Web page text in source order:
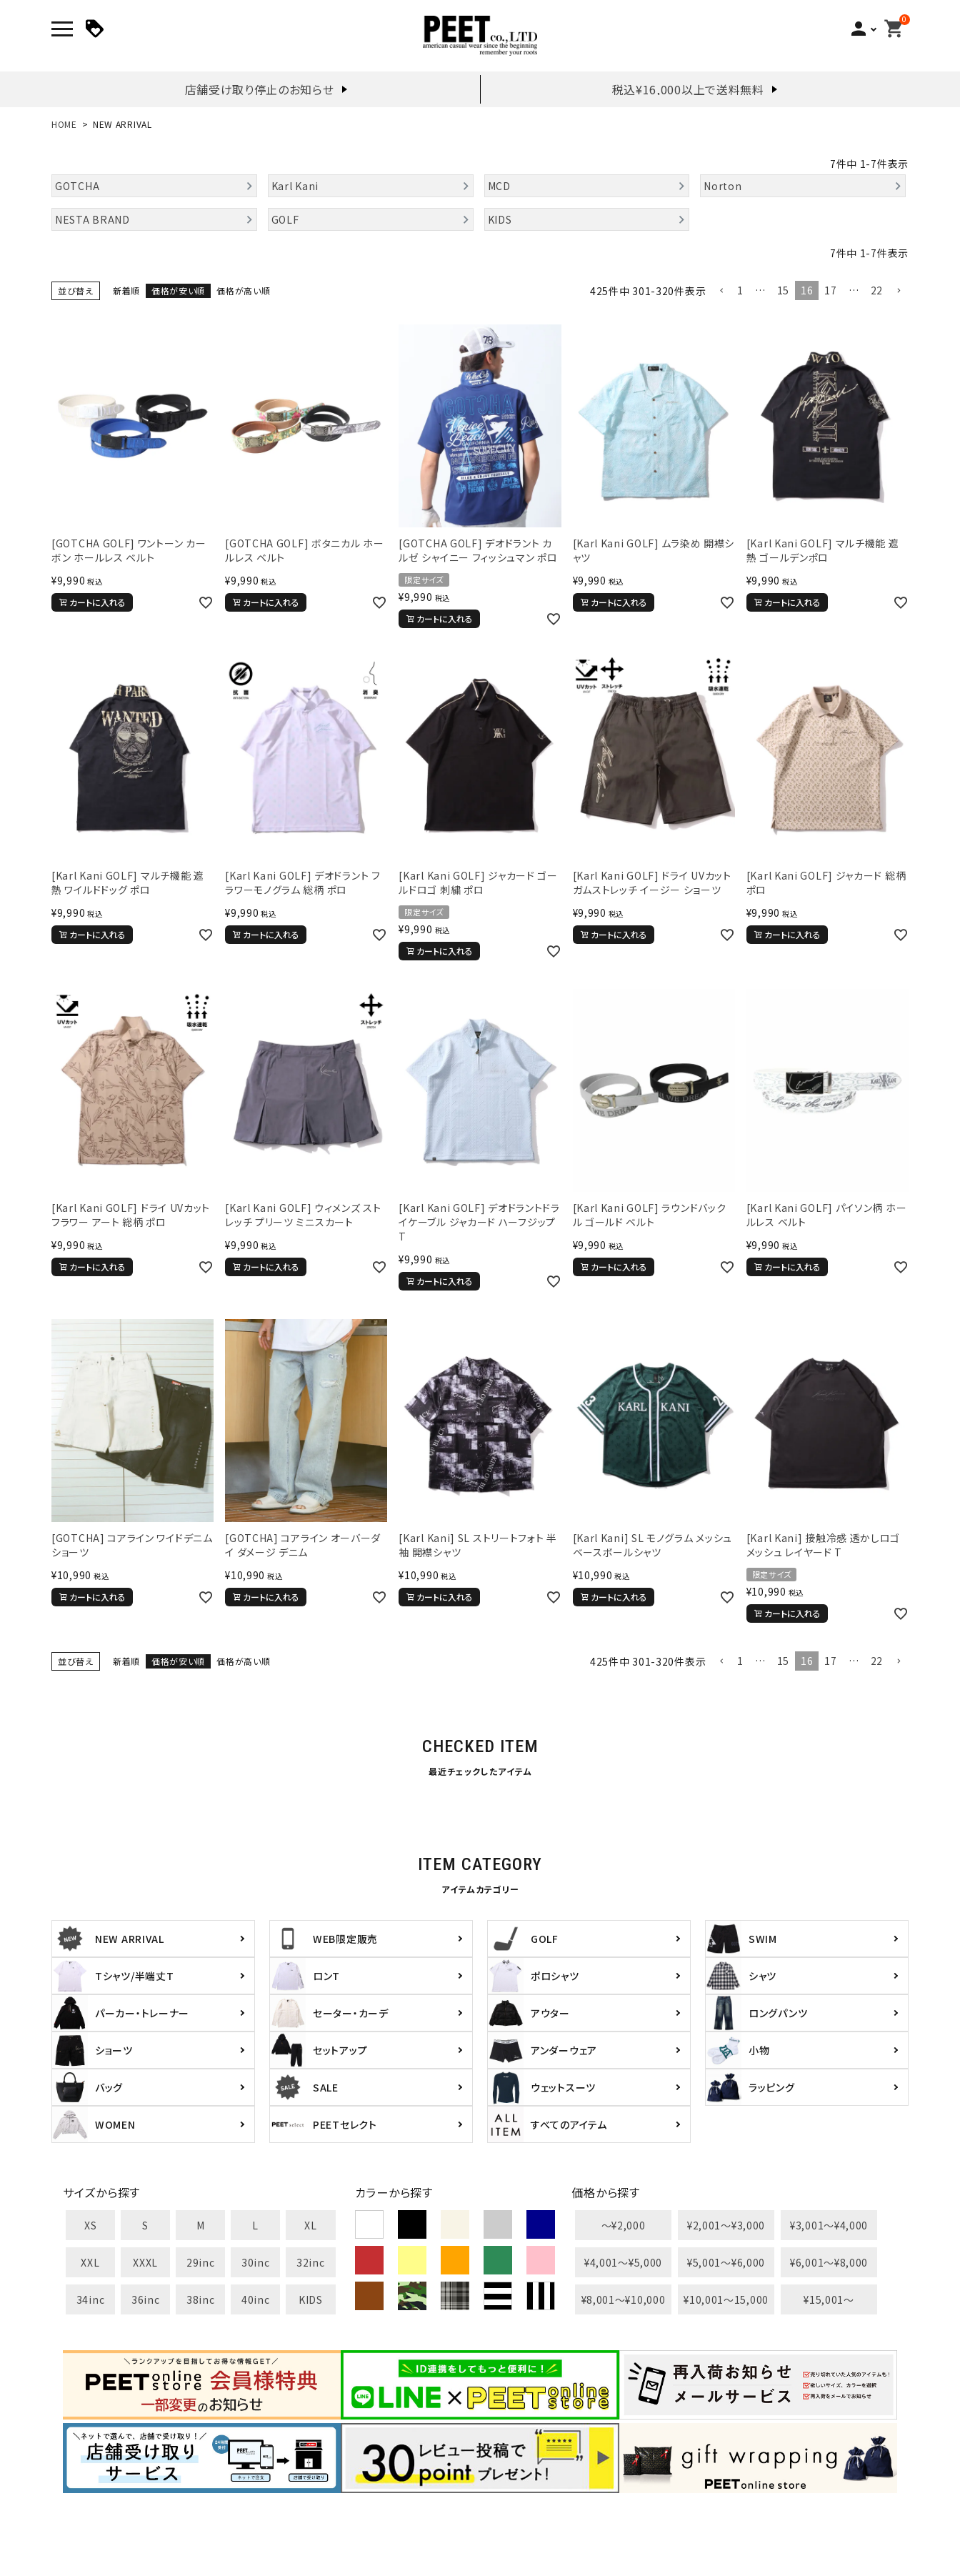
person 0
shopping_cart
店舗受け取り停止のお知らせ 税込¥16,000以上で送料無料
新規会員登録｜ログイン
search
キーワードから探す 価格から探す
円 ～ 円
並び順
カテゴリ
29inc
カラー
tune
HOME NEW ARRIVAL
7件中 1-7件表示
GOTCHA
Karl Kani MCD Norton
NESTA BRAND GOLF KIDS
7件中 1-7件表示
並び替え 新着順 価格が安い順 価格が高い順 425件中 301-320件表示 1 … 15 16 17 … 22
[GOTCHA GOLF] ワントーン カー
ボン ホールレス ベルト
¥9,990 税込
カートに入れる
[GOTCHA GOLF] ボタニカル ホー
ルレス ベルト
¥9,990 税込
カートに入れる
[GOTCHA GOLF] デオドラント カ
ルゼ シャイニー フィッシュマン ポロ
限定サイズ
¥9,990 税込
カートに入れる
[Karl Kani GOLF] ムラ染め 開襟シ
ャツ
¥9,990 税込
カートに入れる
[Karl Kani GOLF] マルチ機能 遮
熱 ゴールデンポロ
¥9,990 税込
カートに入れる
[Karl Kani GOLF] マルチ機能 遮
熱 ワイルドドッグ ポロ
¥9,990 税込
カートに入れる
[Karl Kani GOLF] デオドラント フ
ラワーモノグラム 総柄 ポロ
¥9,990 税込
カートに入れる
[Karl Kani GOLF] ジャカード ゴー
ルドロゴ 刺繍 ポロ
限定サイズ
¥9,990 税込
カートに入れる
[Karl Kani GOLF] ドライ UVカット
ガムストレッチ イージー ショーツ
¥9,990 税込
カートに入れる
[Karl Kani GOLF] ジャカード 総柄
ポロ
¥9,990 税込
カートに入れる
[Karl Kani GOLF] ドライ UVカット
フラワー アート 総柄 ポロ
¥9,990 税込
カートに入れる
[Karl Kani GOLF] ウィメンズ スト
レッチ プリーツ ミニスカート
¥9,990 税込
カートに入れる
[Karl Kani GOLF] デオドラントドラ
イケーブル ジャカード ハーフジップ
T
¥9,990 税込
カートに入れる
[Karl Kani GOLF] ラウンドバック
ル ゴールド ベルト
¥9,990 税込
カートに入れる
[Karl Kani GOLF] パイソン柄 ホー
ルレス ベルト
¥9,990 税込
カートに入れる
[GOTCHA] コアライン ワイドデニム
ショーツ
¥10,990 税込
カートに入れる
[GOTCHA] コアライン オーバーダ
イ ダメージ デニム
¥10,990 税込
カートに入れる
[Karl Kani] SL ストリートフォト 半
袖 開襟シャツ
¥10,990 税込
カートに入れる
[Karl Kani] SL モノグラム メッシュ
ベースボールシャツ
¥10,990 税込
カートに入れる
[Karl Kani] 接触冷感 透かしロゴ
メッシュ レイヤード T
限定サイズ
¥10,990 税込
カートに入れる
並び替え 新着順 価格が安い順 価格が高い順 425件中 301-320件表示 1 … 15 16 17 … 22
CHECKED ITEM
最近チェックしたアイテム
ITEM CATEGORY
アイテムカテゴリー
NEW ARRIVAL WEB限定販売 GOLF SWIM
Tシャツ/半端丈T ロンT ポロシャツ シャツ
パーカー・トレーナー セーター・カーデ アウター ロングパンツ
ショーツ セットアップ アンダーウェア 小物
バッグ SALE ウェットスーツ ラッピング
WOMEN PEETセレクト すべてのアイテム
サイズから探す
XS S M L XL
XXL XXXL 29inc 30inc 32inc
34inc 36inc 38inc 40inc KIDS
カラーから探す 価格から探す
〜¥2,000 ¥2,001〜¥3,000 ¥3,001〜¥4,000
¥4,001〜¥5,000 ¥5,001〜¥6,000 ¥6,001〜¥8,000
¥8,001〜¥10,000 ¥10,001〜15,000 ¥15,001〜